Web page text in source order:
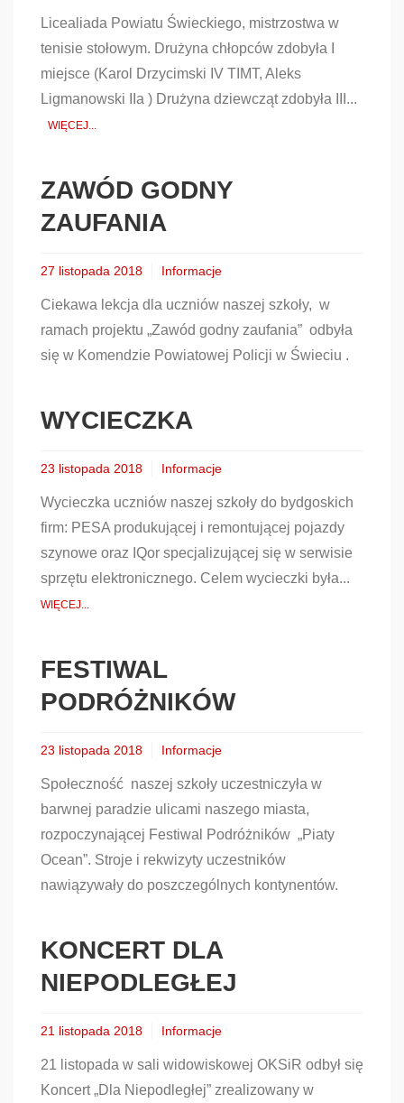
Licealiada Powiatu Świeckiego, mistrzostwa w
tenisie stołowym. Drużyna chłopców zdobyła I
miejsce (Karol Drzycimski IV TIMT, Aleks
Ligmanowski IIa ) Drużyna dziewcząt zdobyła III...
WIĘCEJ...
ZAWÓD GODNY
ZAUFANIA
27 listopada 2018 Informacje
Ciekawa lekcja dla uczniów naszej szkoły, w
ramach projektu „Zawód godny zaufania” odbyła
się w Komendzie Powiatowej Policji w Świeciu .
WYCIECZKA
23 listopada 2018 Informacje
Wycieczka uczniów naszej szkoły do bydgoskich
firm: PESA produkującej i remontującej pojazdy
szynowe oraz IQor specjalizującej się w serwisie
sprzętu elektronicznego. Celem wycieczki była...
WIĘCEJ...
FESTIWAL
PODRÓŻNIKÓW
23 listopada 2018 Informacje
Społeczność naszej szkoły uczestniczyła w
barwnej paradzie ulicami naszego miasta,
rozpoczynającej Festiwal Podróżników „Piaty
Ocean”. Stroje i rekwizyty uczestników
nawiązywały do poszczególnych kontynentów.
KONCERT DLA
NIEPODLEGŁEJ
21 listopada 2018 Informacje
21 listopada w sali widowiskowej OKSiR odbył się
Koncert „Dla Niepodległej” zrealizowany w